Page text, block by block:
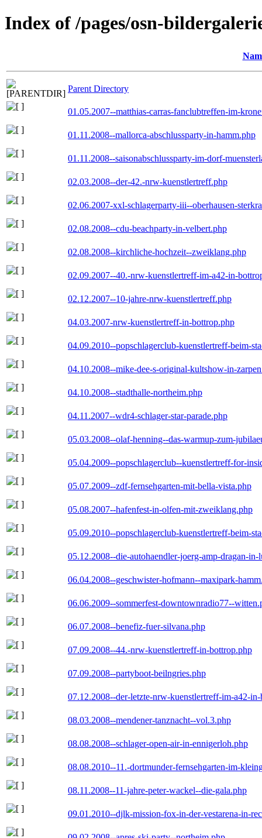
Index of /pages/osn-
Parent Directory
01.05.2007--matthias-carras-fanclubtreffen-im-
01.11.2008--mallorca-abschlussparty-in-hamm.php
01.11.2008--saisonabschlussparty-im-dorf-
02.03.2008--der-42.-nrw-kuenstlertreff.php
02.06.2007-xxl-schlagerparty-iii--oberhausen-
02.08.2008--cdu-beachparty-in-velbert.php
02.08.2008--kirchliche-hochzeit--zweiklang.php
02.09.2007--40.-nrw-kuenstlertreff-im-a42-in-
02.12.2007--10-jahre-nrw-kuenstlertreff.php
04.03.2007-nrw-kuenstlertreff-in-bottrop.php
04.09.2010--popschlagerclub-kuenstlertreff-beim-
04.10.2008--mike-dee-s-original-kultshow-in-
04.10.2008--stadthalle-northeim.php
04.11.2007--wdr4-schlager-star-parade.php
05.03.2008--olaf-henning--das-warmup-zum-
05.04.2009--popschlagerclub--kuenstlertreff-for-
05.07.2009--zdf-fernsehgarten-mit-bella-vista.php
05.08.2007--hafenfest-in-olfen-mit-zweiklang.php
05.09.2010--popschlagerclub-kuenstlertreff-beim-
05.12.2008--die-autohaendler-joerg-amp-dragan-in-
06.04.2008--geschwister-hofmann--maxipark-
06.06.2009--sommerfest-downtownradio77--
06.07.2008--benefiz-fuer-silvana.php
07.09.2008--44.-nrw-kuenstlertreff-in-bottrop.php
07.09.2008--partyboot-beilngries.php
07.12.2008--der-letzte-nrw-kuenstlertreff-im-a42-
08.03.2008--mendener-tanznacht--vol.3.php
08.08.2008--schlager-open-air-in-ennigerloh.php
08.08.2010--11.-dortmunder-fernsehgarten-im-
08.11.2008--11-jahre-peter-wackel--die-gala.php
09.01.2010--djlk-mission-fox-in-der-vestarena-in-